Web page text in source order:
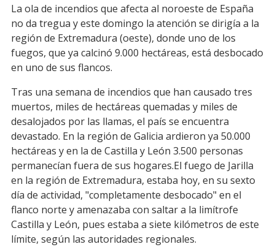
Link
La ola de incendios que afecta al noroeste de España
no da tregua y este domingo la atención se dirigía a la
región de Extremadura (oeste), donde uno de los
fuegos, que ya calcinó 9.000 hectáreas, está desbocado
en uno de sus flancos.
Tras una semana de incendios que han causado tres
muertos, miles de hectáreas quemadas y miles de
desalojados por las llamas, el país se encuentra
devastado. En la región de Galicia ardieron ya 50.000
hectáreas y en la de Castilla y León 3.500 personas
permanecían fuera de sus hogares.El fuego de Jarilla
en la región de Extremadura, estaba hoy, en su sexto
día de actividad, "completamente desbocado" en el
flanco norte y amenazaba con saltar a la limítrofe
Castilla y León, pues estaba a siete kilómetros de este
límite, según las autoridades regionales.